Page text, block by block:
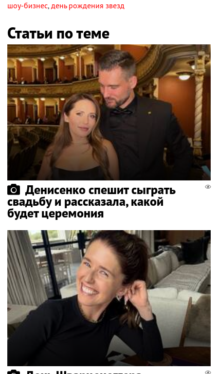
шоу-бизнес, день рождения звезд
Статьи по теме
Денисенко спешит сыграть
свадьбу и рассказала, какой
будет церемония